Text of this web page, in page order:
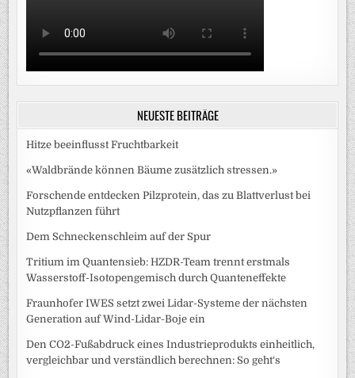
NEUESTE BEITRÄGE
Hitze beeinflusst Fruchtbarkeit
«Waldbrände können Bäume zusätzlich stressen.»
Forschende entdecken Pilzprotein, das zu Blattverlust bei
Nutzpflanzen führt
Dem Schneckenschleim auf der Spur
Tritium im Quantensieb: HZDR-Team trennt erstmals
Wasserstoff-Isotopengemisch durch Quanteneffekte
Fraunhofer IWES setzt zwei Lidar-Systeme der nächsten
Generation auf Wind-Lidar-Boje ein
Den CO2-Fußabdruck eines Industrieprodukts einheitlich,
vergleichbar und verständlich berechnen: So geht‘s